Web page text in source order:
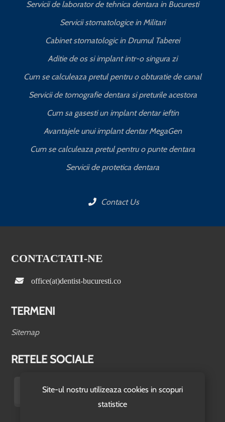
Site-ul nostru utilizeaza cookies in scopuri
statistice
Servicii de laborator de tehnica dentara in Bucuresti
Servicii stomatologice in Militari
Cabinet stomatologic in Drumul Taberei
Aditie de os si implant intr-o singura zi
Cum se calculeaza pretul pentru o obturatie de canal
Servicii de tomografie dentara si preturile acestora
Cum sa gasesti un implant dentar ieftin
Avantajele unui implant dentar MegaGen
Cum se calculeaza pretul pentru o punte dentara
Servicii de protetica dentara
Contact Us
CONTACTATI-NE
office(at)dentist-bucuresti.co
TERMENI
Sitemap
RETELE SOCIALE